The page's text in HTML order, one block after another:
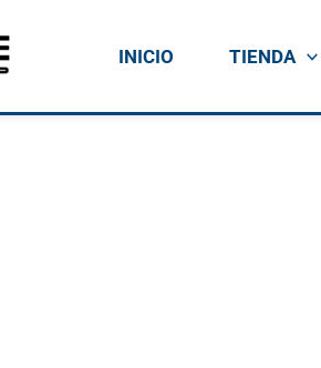
INICIO TIENDA